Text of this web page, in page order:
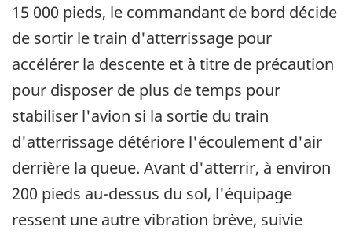
15 000 pieds, le commandant de bord décide
de sortir le train d'atterrissage pour
accélérer la descente et à titre de précaution
pour disposer de plus de temps pour
stabiliser l'avion si la sortie du train
d'atterrissage détériore l'écoulement d'air
derrière la queue. Avant d'atterrir, à environ
200 pieds au-dessus du sol, l'équipage
ressent une autre vibration brève, suivie